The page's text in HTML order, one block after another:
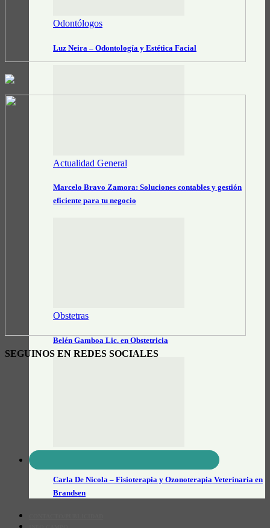
Odontólogos
Luz Neira – Odontología y Estética Facial
Actualidad General
Marcelo Bravo Zamora: Soluciones contables y gestión
eficiente para tu negocio
Obstetras
Belén Gamboa Lic. en Obstetricia
Carla De Nicola – Fisioterapia y Ozonoterapia Veterinaria en
Brandsen
SEGUINOS EN REDES SOCIALES